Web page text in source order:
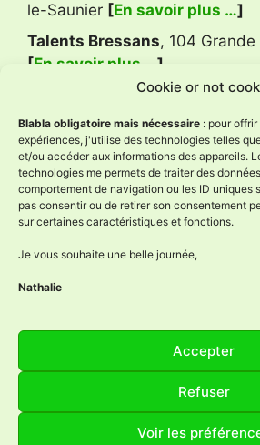
Cookie or not
Blabla obligatoire mais nécessaire : pour
expériences, j'utilise des technologies telles
et/ou accéder aux informations des appareils.
technologies me permets de traiter des
comportement de navigation ou les ID uniques
pas consentir ou de retirer son consentement
sur certaines caractéristiques et fonctions.
Je vous souhaite une belle journée,
Nathalie
Accepter
Refuser
Voir les
le-Saunier [En savoir plus …]
Talents Bressans, 104
[En savoir plus … ]
Avis Google
L'Âne à Nath
4.9
Basé sur 59 avis
powered byG oogle
évaluez-nous sur
Facebook
Instagram
YouTubeLinkedIn